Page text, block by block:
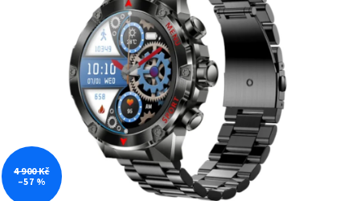
5
hvězdiček.
4 900 Kč
–57 %